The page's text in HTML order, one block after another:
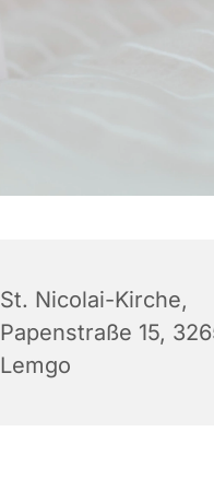
St. Nicolai-Kirche,
Papenstraße 15,
Lemgo